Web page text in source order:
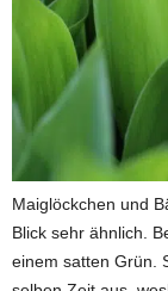
Maiglöckchen und
Blick sehr ähnlich.
einem satten Grün.